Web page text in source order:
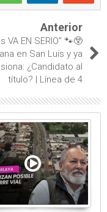
Anterior
VA EN SERIO” 🐾😲
en San Luis y ya
¿Candidato al
título? | Línea de 4